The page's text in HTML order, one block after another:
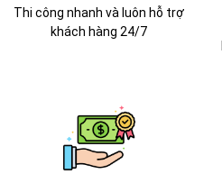
Thi công nhanh và luôn hỗ trợ
khách hàng 24/7